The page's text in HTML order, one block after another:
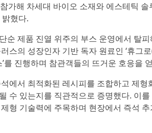
참가해 차세대 바이오 소재와 에스테틱
혔다.
순 제품 진열 위주의 부스 운영에서 탈
스의 성장인자 기반 독자 원료인 ‘휴그
를 진행하며 참관객들의 뜨거운 호응을
에서 최적화된 레시피를 조합하고 제
수 있는지를 직관적으로 증명했다. 이
형 기술력에 주목하며 현장에서 즉석